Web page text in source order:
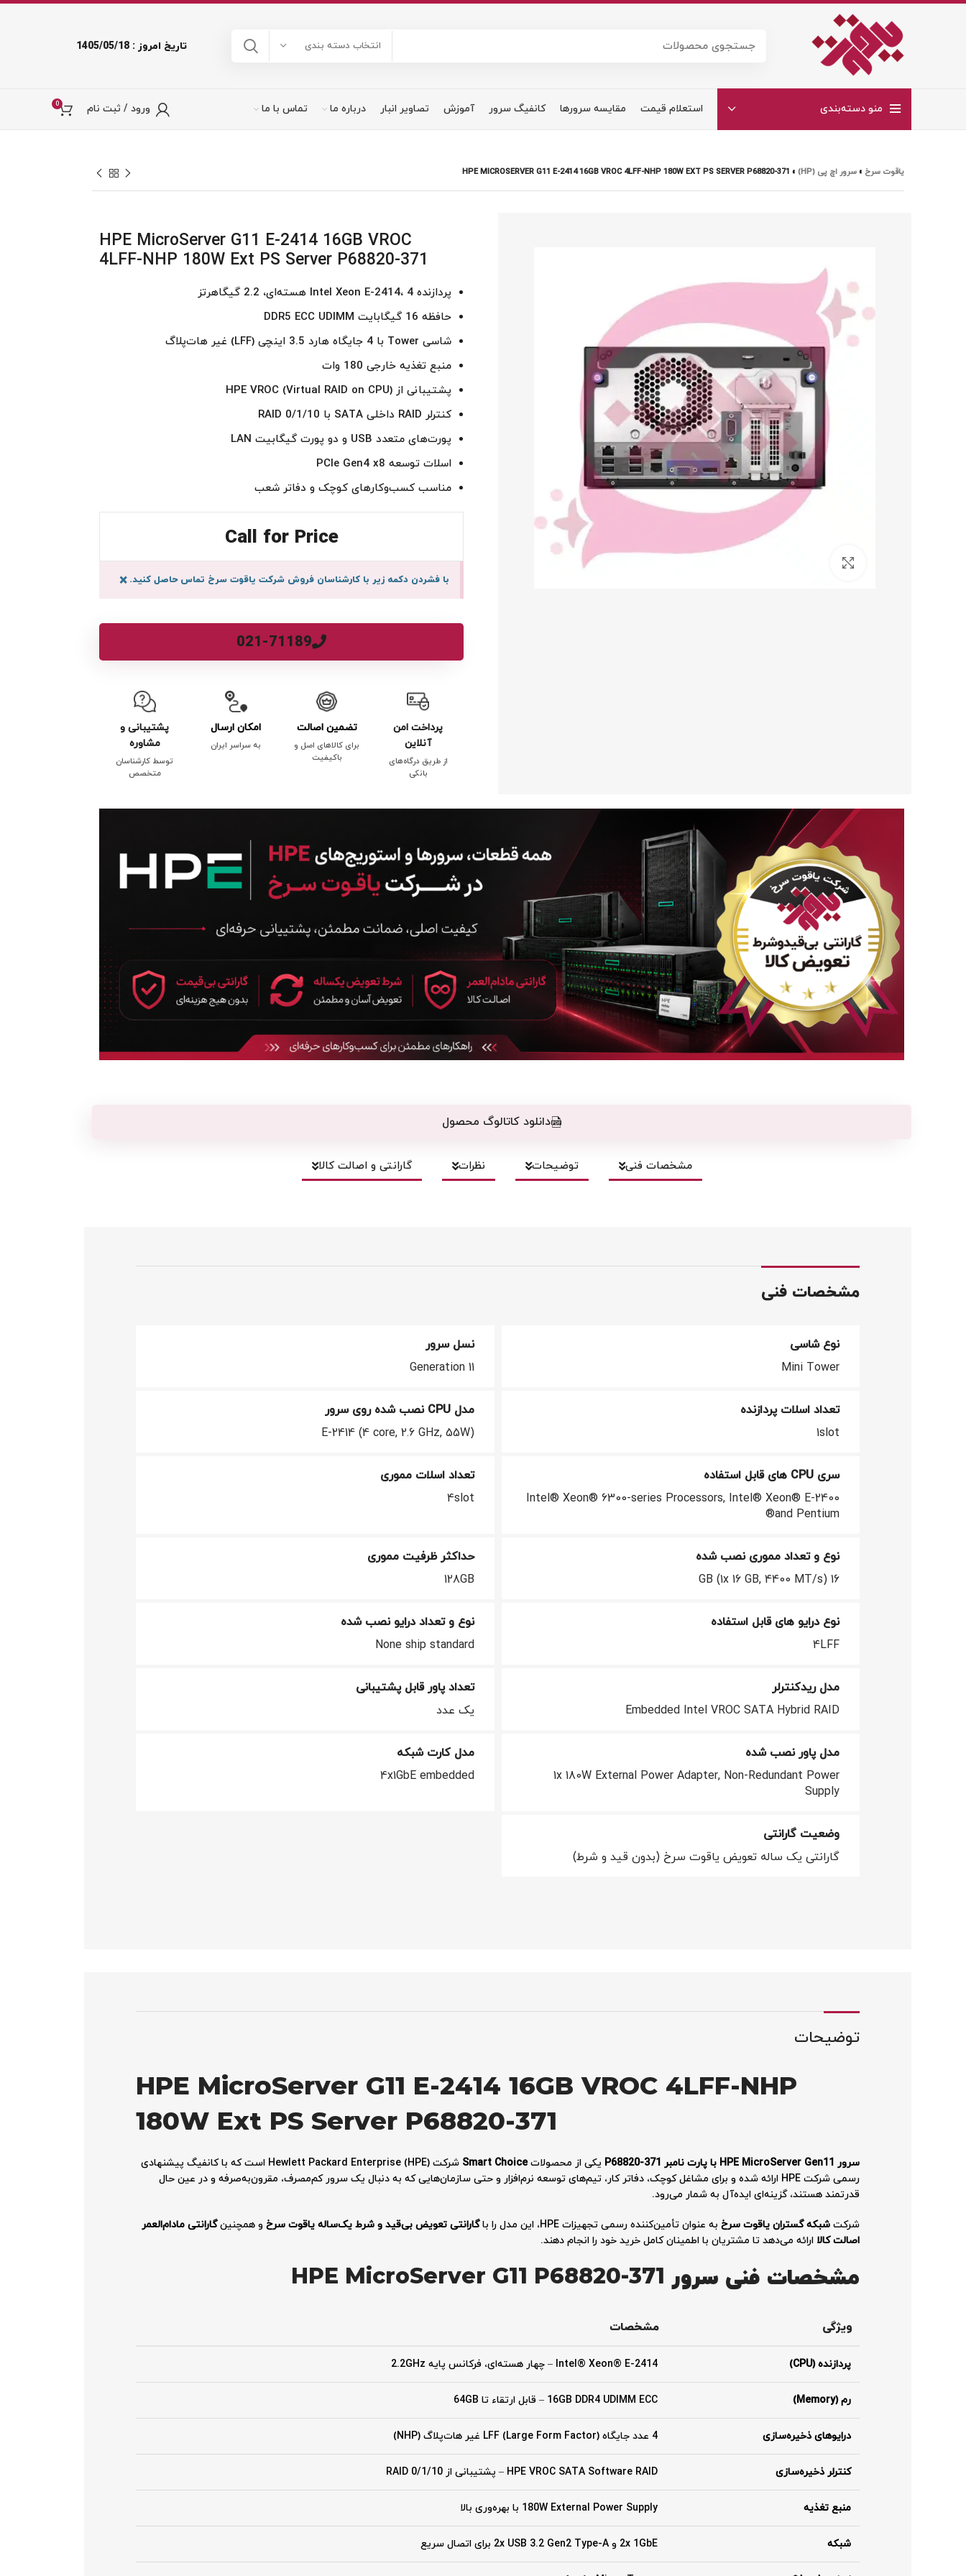
انتخاب دسته بندی تاریخ امروز : 1405/05/18
منو دسته‌بندی استعلام قیمت مقایسه سرورها کانفیگ سرور آموزش تصاویر انبار درباره ما تماس با ما ورود / ثبت نام 0
یاقوت سرخ »سرور اچ پی (HP) »
HPE MICROSERVER G11 E-2414 16GB VROC 4LFF-NHP 180W EXT PS SERVER P68820-371
HPE MicroServer G11 E-2414 16GB VROC
4LFF-NHP 180W Ext PS Server P68820-371
پردازنده Intel Xeon E-2414، 4 هسته‌ای، 2.2 گیگاهرتز
حافظه 16 گیگابایت DDR5 ECC UDIMM
شاسی Tower با 4 جایگاه هارد 3.5 اینچی (LFF) غیر هات‌پلاگ
منبع تغذیه خارجی 180 وات
پشتیبانی از HPE VROC (Virtual RAID on CPU)
کنترلر RAID داخلی SATA با RAID 0/1/10
پورت‌های متعدد USB و دو پورت گیگابیت LAN
اسلات توسعه PCIe Gen4 x8
مناسب کسب‌وکارهای کوچک و دفاتر شعب
Call for Price
با فشردن دکمه زیر با کارشناسان فروش شرکت یاقوت سرخ تماس حاصل کنید.×
021-71189
پرداخت امن
آنلاین
از طریق درگاه‌های
بانکی
تضمین اصالت
برای کالاهای اصل و
باکیفیت
امکان ارسال
به سراسر ایران
پشتیبانی و
مشاوره
توسط کارشناسان
متخصص
دانلود کاتالوگ محصول
مشخصات فنی توضیحات نظرات گارانتی و اصالت کالا
مشخصات فنی
نوع شاسی
Mini Tower
نسل سرور
Generation 11
تعداد اسلات پردازنده
1slot
مدل CPU نصب شده روی سرور
E-2414 (4 core, 2.6 GHz, 55W)
سری CPU های قابل استفاده
Intel® Xeon® 6300-series Processors, Intel® Xeon® E-2400
and Pentium®
تعداد اسلات مموری
4slot
نوع و تعداد مموری نصب شده
16 GB (1x 16 GB, 4400 MT/s)
حداکثر ظرفیت مموری
128GB
نوع درایو های قابل استفاده
4LFF
نوع و تعداد درایو نصب شده
None ship standard
مدل ریدکنترلر
Embedded Intel VROC SATA Hybrid RAID
تعداد پاور قابل پشتیبانی
یک عدد
مدل پاور نصب شده
1x 180W External Power Adapter, Non-Redundant Power
Supply
مدل کارت شبکه
4x1GbE embedded
وضعیت گارانتی
گارانتی یک ساله تعویض یاقوت سرخ (بدون قید و شرط)
توضیحات
HPE MicroServer G11 E-2414 16GB VROC 4LFF-NHP
180W Ext PS Server P68820-371
سرور HPE MicroServer Gen11 با پارت نامبر P68820-371 یکی از محصولاتSmart Choice
شرکت Hewlett Packard Enterprise (HPE) است که با کانفیگ پیشنهادی
رسمی شرکت HPE ارائه شده و برای مشاغل کوچک، دفاتر کار، تیم‌های توسعه نرم‌افزار و حتی سازمان‌هایی که به دنبال یک سرور کم‌مصرف، مقرون‌به‌صرفه و در عین حال
قدرتمند هستند، گزینه‌ای ایده‌آل به شمار می‌رود.
شرکت شبکه گستران یاقوت سرخ به عنوان تأمین‌کننده رسمی تجهیزات HPE، این مدل را با گارانتی تعویض بی‌قید و شرط یک‌ساله یاقوت سرخ و همچنینگارانتی مادام‌العمر
اصالت کالا ارائه می‌دهد تا مشتریان با اطمینان کامل خرید خود را انجام دهند.
مشخصات فنی سرور HPE MicroServer G11 P68820-371
ویژگی مشخصات
پردازنده (CPU) Intel® Xeon® E-2414 – چهار هسته‌ای، فرکانس پایه 2.2GHz
رم (Memory) 16GB DDR4 UDIMM ECC – قابل ارتقاء تا 64GB
درایوهای ذخیره‌سازی 4 عدد جایگاه LFF (Large Form Factor) غیر هات‌پلاگ (NHP)
کنترلر ذخیره‌سازی HPE VROC SATA Software RAID – پشتیبانی از RAID 0/1/10
منبع تغذیه 180W External Power Supply با بهره‌وری بالا
شبکه 2x 1GbE و 2x USB 3.2 Gen2 Type-A برای اتصال سریع